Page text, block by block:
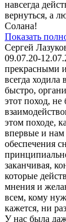
навсегда
вернуться, а
Солана!
Показать
Сергей
09.07.20-
прекрасными
всегда ходила
быстро,
этот поход, не
этом походе,
впервые и нам
обеспечения
заканчивая,
которые
мнения и
всем, кому
кажется, ни
У нас была